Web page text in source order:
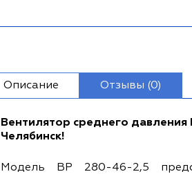
Описание Отзывы (0)
Вентилятор среднего
Челябинск!
Модель ВР 280-46-2,5